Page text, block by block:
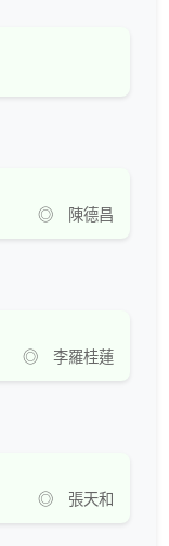
◎ 陳德昌
◎ 李羅桂蓮
◎ 張天和